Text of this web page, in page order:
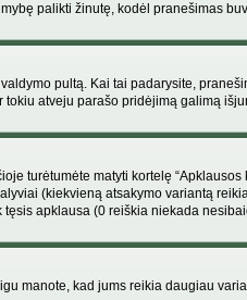
palikti žinutę, kodėl pranešimas
pultą. Kai tai padarysite,
atveju parašo pridėjimą galimą
turėtumėte matyti kortelę
(kiekvieną atsakymo variantą
apklausa (0 reiškia niekada
manote, kad jums reikia daugiau